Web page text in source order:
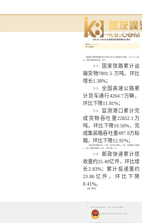
当前位置 : pg电子游戏pg电子游戏官网入口官网入口首页 >物流保通保畅
10月2日-10月8日全国物流保通保畅运行情况
根据国务院物流保通保畅工作领导小组办公室监测汇总数据，10月2日-10月8
日，全国货运物流有序运行，其中：
>>
国家铁路累计运
输货物7891.5 万吨，环比
增长1.38%；
>> 全国高速公路累
计货车通行4264.7万辆，
环比下降11.81%；
>>
监测港口累计完
成货物吞吐量22852.1万
吨，环比下降10.56%，完
成集装箱吞吐量497.8万标
箱，环比下降12.91%；
>> 民航累计保障航班 11.6万班 （其中货运航班 2677班，包括国际货运航班
1723班 ，国内货运航班 954班 ），环比下降1.76%
>>
邮政快递累计揽
收量约25.40亿件，环比增
长2.83%；累计投递量约
23.86亿件 ，环比 下降
8.41%。
责编丨樊梓嘉
主办单位：内蒙古自治区交通运输厅 承办单位：内蒙古自治区交通运输厅